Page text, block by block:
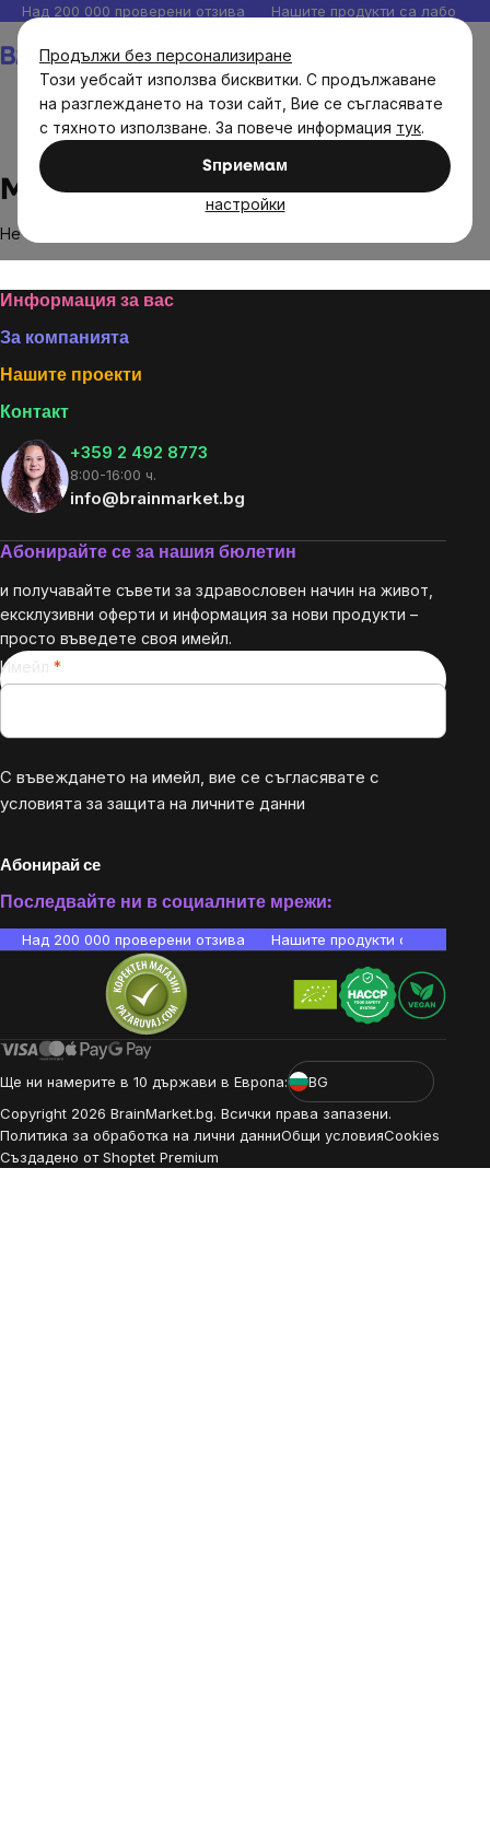
Продължи без персонализиране
Този уебсайт използва бисквитки. С продължаване
на разглеждането на този сайт, Вие се съгласявате
с тяхното използване. За повече информация тук.
Sпpиeмaм
настройки
Прескочи
към
съдържанието
Над 200 000 проверени отзива Нашите продукти са
Michele Castellani
Michele Castellani
Не са намерени стоки на марката
Footer
Информация за вас
За компанията
Нашите проекти
Контакт
+359 2 492 8773
8:00-16:00 ч.
info@brainmarket.bg
Абонирайте се за нашия бюлетин
и получавайте съвети за здравословен начин на живот,
ексклузивни оферти и информация за нови продукти –
просто въведете своя имейл.
Имейл
С въвеждането на имейл, вие се съгласявате с
условията за защита на личните данни
Абонирай се
Последвайте ни в социалните мрежи:
Над 200 000 проверени отзива Нашите продукти са
Ще ни намерите в 10 държави в Европа:
BG
Copyright 2026 BrainMarket.bg. Всички права запазени.
Политика за обработка на лични данниОбщи условияCookies
Създадено от Shoptet Premium